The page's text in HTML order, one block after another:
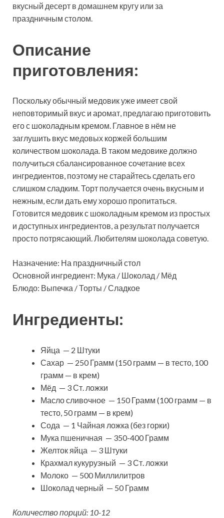
вкусный десерт в домашнем кругу или за
праздничным столом.
Описание
приготовления:
Поскольку обычный медовик уже имеет свой
неповторимый вкус и аромат, предлагаю приготовить
его с шоколадным кремом. Главное в нём не
заглушить вкус медовых коржей большим
количеством шоколада. В таком медовике должно
получиться сбалансированное сочетание всех
ингредиентов, поэтому не старайтесь сделать его
слишком сладким. Торт получается очень вкусным и
нежным, если дать ему хорошо пропитаться.
Готовится медовик с шоколадным кремом из простых
и доступных ингредиентов, а результат получается
просто потрясающий. Любителям шоколада советую.
Назначение: На праздничный стол
Основной ингредиент: Мука / Шоколад / Мёд
Блюдо: Выпечка / Торты / Сладкое
Ингредиенты:
Яйца — 2 Штуки
Сахар — 250 Грамм (150 грамм — в тесто, 100
грамм — в крем)
Мёд — 3 Ст. ложки
Масло сливочное — 150 Грамм (100 грамм — в
тесто, 50 грамм — в крем)
Сода — 1 Чайная ложка (без горки)
Мука пшеничная — 350-400 Грамм
Желток яйца — 3 Штуки
Крахмал кукурузный — 3 Ст. ложки
Молоко — 500 Миллилитров
Шоколад черный — 50 Грамм
Количество порций: 10-12